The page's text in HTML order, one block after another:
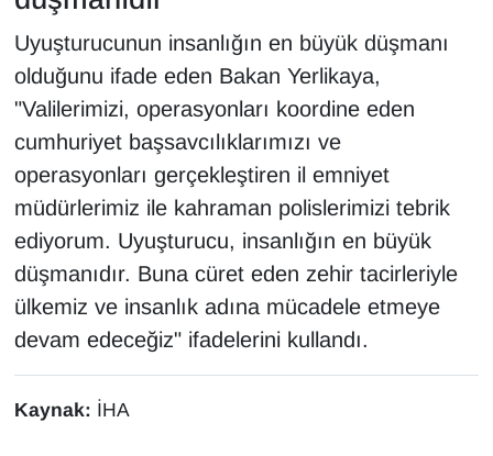
Uyuşturucunun insanlığın en büyük düşmanı
olduğunu ifade eden Bakan Yerlikaya,
"Valilerimizi, operasyonları koordine eden
cumhuriyet başsavcılıklarımızı ve
operasyonları gerçekleştiren il emniyet
müdürlerimiz ile kahraman polislerimizi tebrik
ediyorum. Uyuşturucu, insanlığın en büyük
düşmanıdır. Buna cüret eden zehir tacirleriyle
ülkemiz ve insanlık adına mücadele etmeye
devam edeceğiz" ifadelerini kullandı.
Kaynak: İHA
TEBRİK
TEKNOLOJİ
Turizm
VAN'DA SPOR
Vasıta
YAŞAM
YEREL